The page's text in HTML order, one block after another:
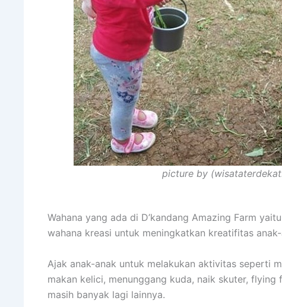
picture by
Wahana yang ada di D’kandang Amazing Farm
wahana kreasi untuk meningkatkan kreatifitas
Ajak anak-anak untuk melakukan aktivitas seperti
makan kelici, menunggang kuda, naik skuter, flying
masih banyak lagi lainnya.